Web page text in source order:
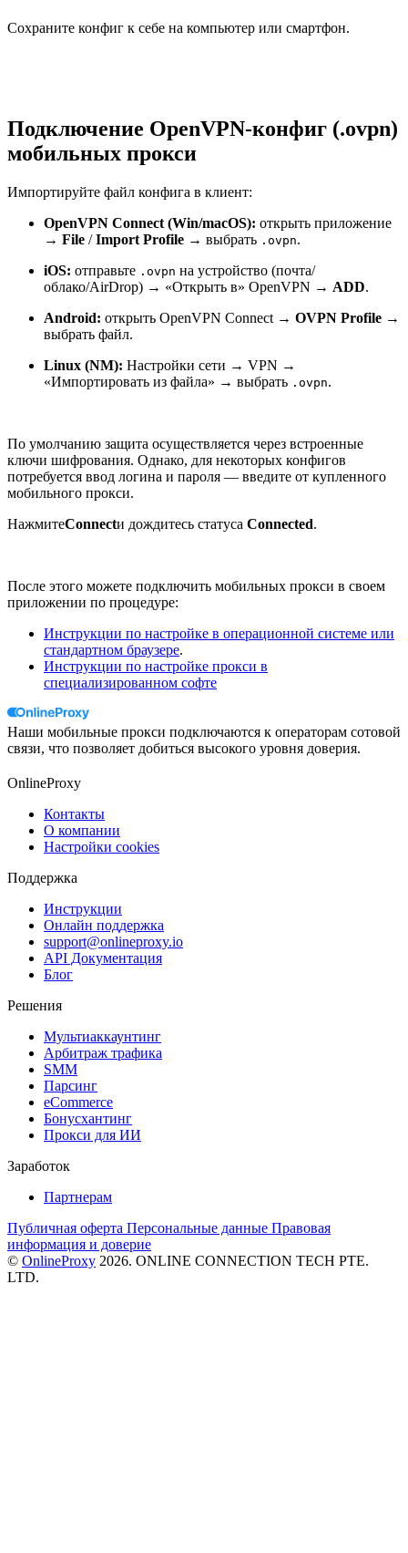
Сохраните конфиг к себе на компьютер или смартфон.
Подключение OpenVPN-конфиг (.ovpn)
мобильных прокси
Импортируйте файл конфига в клиент:
OpenVPN Connect (Win/macOS): открыть приложение
→ File /Import Profile → выбрать .ovpn.
iOS: отправьте .ovpn на устройство (почта/
облако/AirDrop) → «Открыть в» OpenVPN → ADD.
Android: открыть OpenVPN Connect → OVPN Profile →
выбрать файл.
Linux (NM): Настройки сети → VPN →
«Импортировать из файла» → выбрать .ovpn.
По умолчанию защита осуществляется через встроенные
ключи шифрования. Однако, для некоторых конфигов
потребуется ввод логина и пароля — введите от купленного
мобильного прокси.
НажмитеConnectи дождитесь статуса Connected.
После этого можете подключить мобильных прокси в своем
приложении по процедуре:
Инструкции по настройке в операционной системе или
стандартном браузере.
Инструкции по настройке прокси в
специализированном софте
Наши мобильные прокси подключаются к операторам сотовой
связи, что позволяет добиться высокого уровня доверия.
OnlineProxy
Контакты
О компании
Настройки cookies
Поддержка
Инструкции
Онлайн поддержка
support@onlineproxy.io
API Документация
Блог
Решения
Мультиаккаунтинг
Арбитраж трафика
SMM
Парсинг
eCommerce
Бонусхантинг
Прокси для ИИ
Заработок
Партнерам
Публичная оферта Персональные данные Правовая
информация и доверие
© OnlineProxy 2026. ONLINE CONNECTION TECH PTE.
LTD.